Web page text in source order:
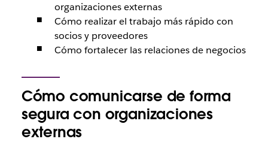
organizaciones externas
Cómo realizar el trabajo más rápido con
socios y proveedores
Cómo fortalecer las relaciones de negocios
Cómo comunicarse de forma
segura con organizaciones
externas